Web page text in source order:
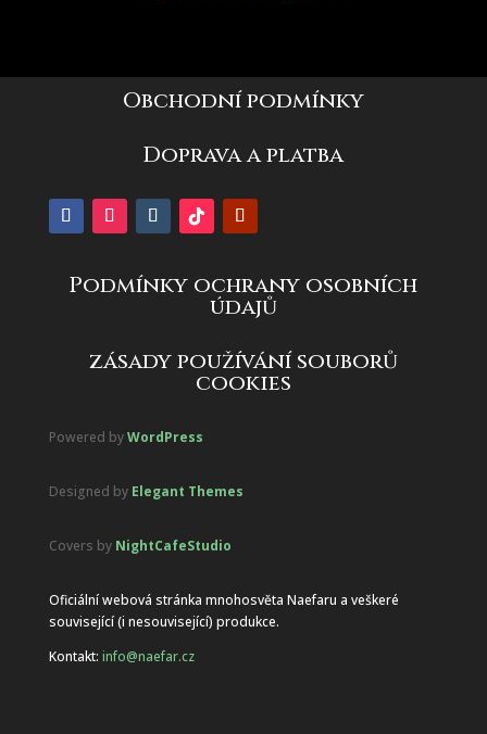
Obchodní podmínky
Doprava a platba
Podmínky ochrany osobních
údajů
zásady používání souborů
cookies
Powered byWordPress
Designed by Elegant Themes
Covers by NightCafeStudio
Oficiální webová stránka mnohosvěta Naefaru a veškeré
související (i nesouvisející) produkce.
Kontakt: info@naefar.cz